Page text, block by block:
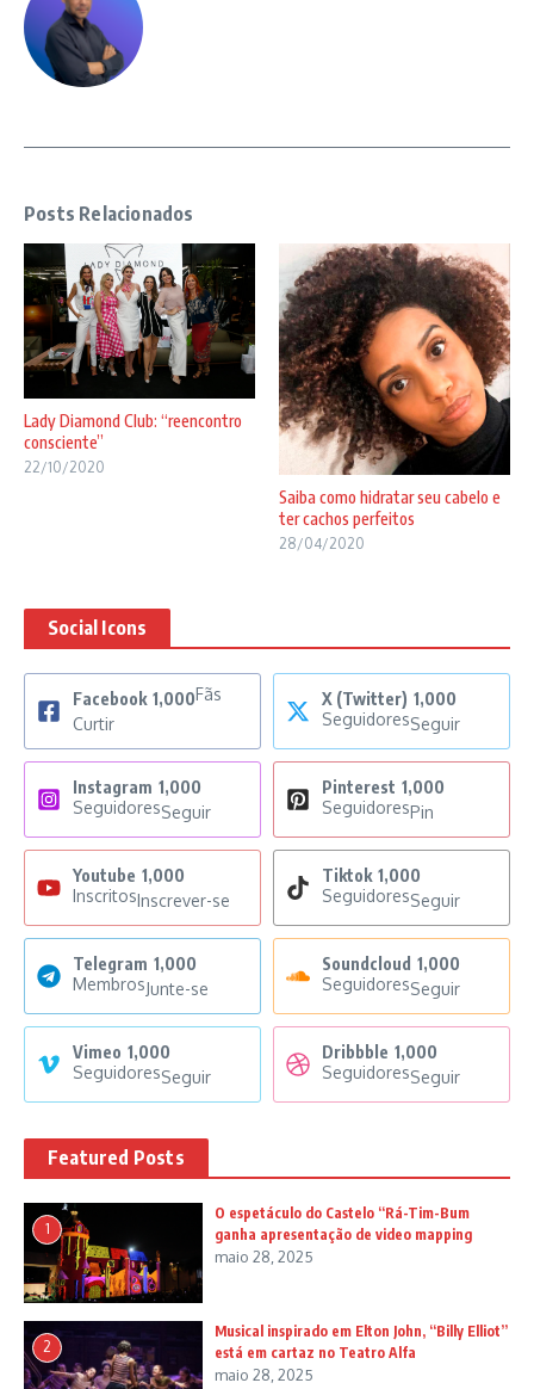
Posts Relacionados
Lady Diamond Club: “reencontro
consciente”
22/10/2020
Saiba como hidratar seu cabelo e
ter cachos perfeitos
28/04/2020
Social Icons
Facebook 1,000Fãs
Curtir
X (Twitter) 1,000
SeguidoresSeguir
Instagram 1,000
SeguidoresSeguir
Pinterest 1,000
SeguidoresPin
Youtube 1,000
InscritosInscrever-se
Tiktok 1,000
SeguidoresSeguir
Telegram 1,000
MembrosJunte-se
Soundcloud 1,000
SeguidoresSeguir
Vimeo 1,000
SeguidoresSeguir
Dribbble 1,000
SeguidoresSeguir
Featured Posts
1
O espetáculo do Castelo “Rá-Tim-Bum
ganha apresentação de video mapping
maio 28, 2025
2
Musical inspirado em Elton John, “Billy Elliot”
está em cartaz no Teatro Alfa
maio 28, 2025